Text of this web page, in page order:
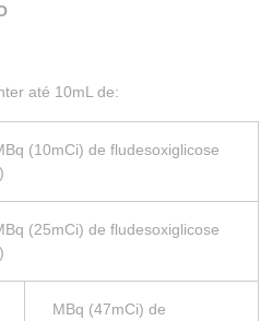
até 10mL de:
(10mCi) de fludesoxiglicose
(25mCi) de fludesoxiglicose
MBq (47mCi) de